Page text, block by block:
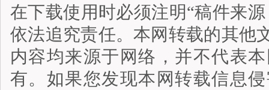
在下载使用时必须注明“稿件来
依法追究责任。本网转载的其他
内容均来源于网络，并不代表
有。如果您发现本网转载信息